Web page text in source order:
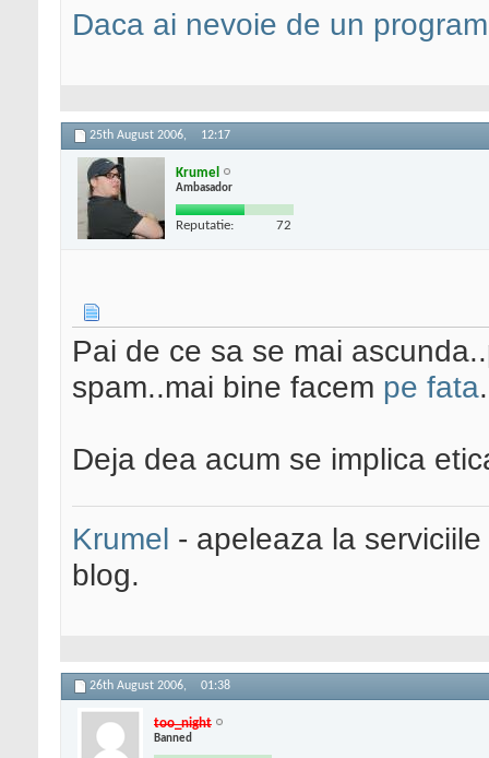
Daca ai nevoie de un
25th August 2006, 12:17
Krumel
Ambasador
Reputatie: 72
Pai de ce sa se mai
spam..mai bine facem pe fata.
Deja dea acum se implica
Krumel - apeleaza la
blog.
26th August 2006, 01:38
too_night
Banned